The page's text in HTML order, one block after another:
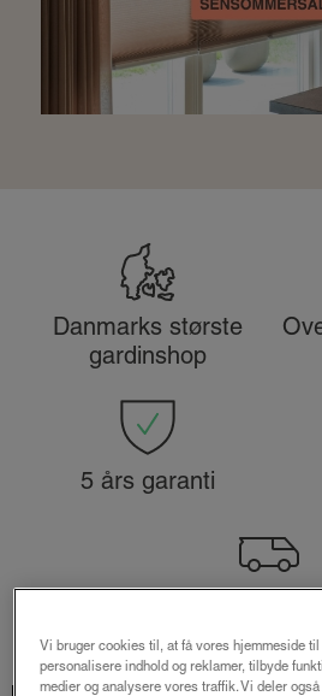
Danmarks største
gardinshop
5 års garanti
Vi bruger cookies til, at få vores hjemmeside
personalisere indhold og reklamer, tilbyde
medier og analysere vores traffik. Vi deler